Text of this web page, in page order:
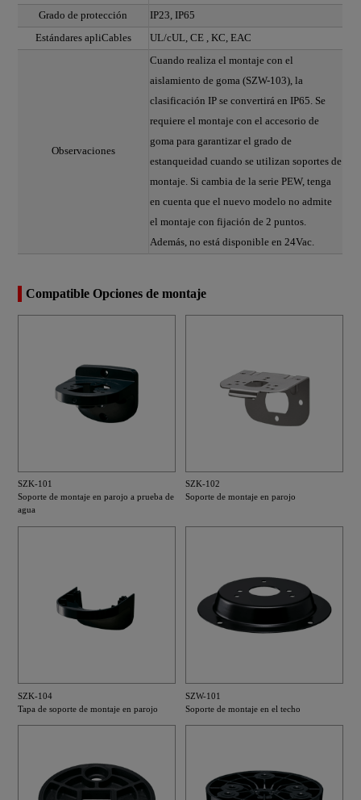
Grado de protección
IP23, IP65
Estándares apliCables
UL/cUL, CE , KC, EAC
Observaciones
Cuando realiza el montaje con el
aislamiento de goma (SZW-103), la
clasificación IP se convertirá en IP65. Se
requiere el montaje con el accesorio de
goma para garantizar el grado de
estanqueidad cuando se utilizan soportes de
montaje. Si cambia de la serie PEW, tenga
en cuenta que el nuevo modelo no admite
el montaje con fijación de 2 puntos.
Además, no está disponible en 24Vac.
Compatible Opciones de montaje
SZK-101
Soporte de montaje en parojo a prueba de
agua
SZK-102
Soporte de montaje en parojo
SZK-104
Tapa de soporte de montaje en parojo
SZW-101
Soporte de montaje en el techo